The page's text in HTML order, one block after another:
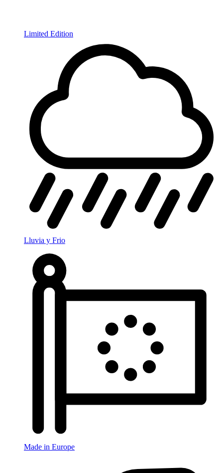
Limited Edition
Lluvia y Frio
Made in Europe